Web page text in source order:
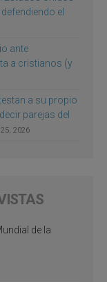
el
ante
a cristianos (y
a su propio
parejas del
2026
de la